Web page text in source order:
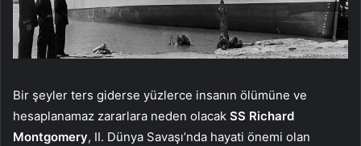
Bir şeyler ters giderse yüzlerce insanın ölümüne ve
hesaplanamaz zararlara neden olacak SS Richard
Montgomery, II. Dünya Savaşı’nda hayati önemi olan